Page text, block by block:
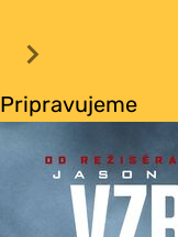
Pripravujeme